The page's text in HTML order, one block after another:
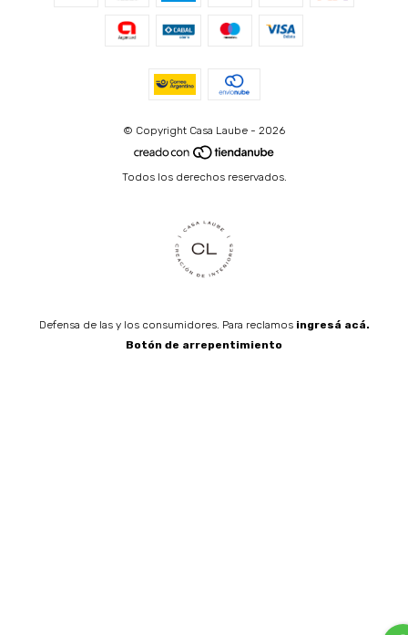
© Copyright Casa Laube - 2026
Todos los derechos reservados.
Defensa de las y los consumidores. Para reclamos ingresá acá.
Botón de arrepentimiento